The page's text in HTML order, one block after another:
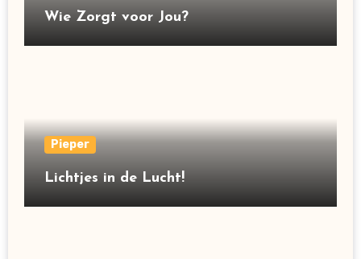
Wie Zorgt voor Jou?
Pieper
Lichtjes in de Lucht!